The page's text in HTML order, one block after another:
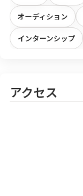
オーディション
インターンシップ
アクセス